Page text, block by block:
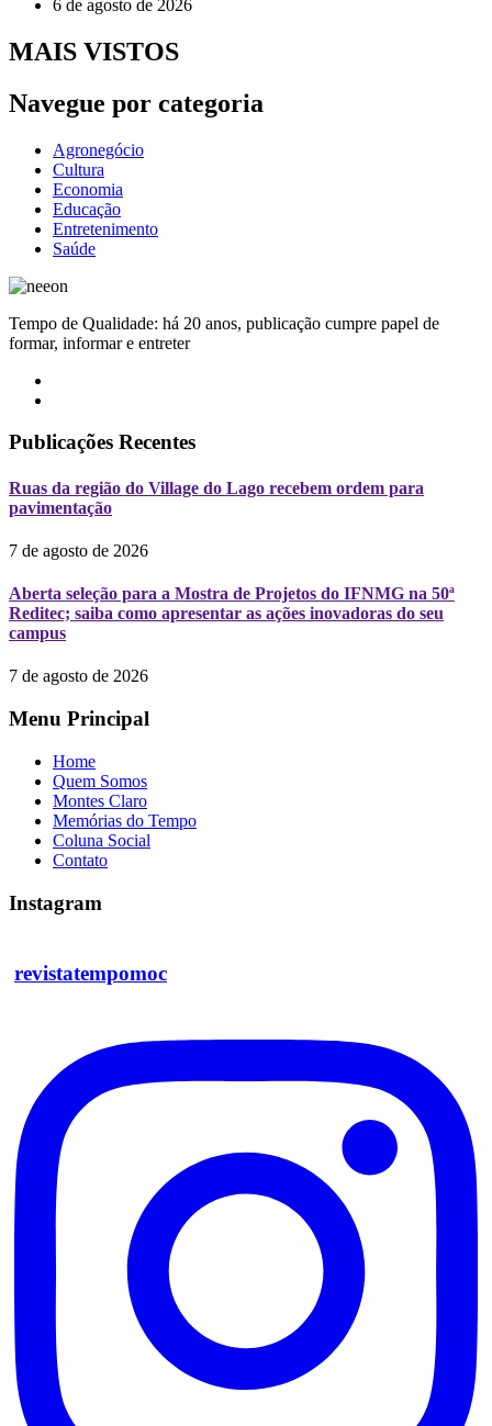
6 de agosto de 2026
MAIS VISTOS
Navegue por categoria
Agronegócio
Cultura
Economia
Educação
Entretenimento
Saúde
Tempo de Qualidade: há 20 anos, publicação cumpre papel de
formar, informar e entreter
Publicações Recentes
Ruas da região do Village do Lago recebem ordem para
pavimentação
7 de agosto de 2026
Aberta seleção para a Mostra de Projetos do IFNMG na 50ª
Reditec; saiba como apresentar as ações inovadoras do seu
campus
7 de agosto de 2026
Menu Principal
Home
Quem Somos
Montes Claro
Memórias do Tempo
Coluna Social
Contato
Instagram
revistatempomoc